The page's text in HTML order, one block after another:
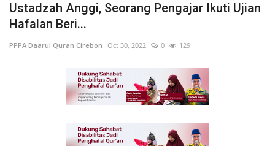
Ustadzah Anggi, Seorang Pengajar Ikuti Ujian
Hafalan Beri...
PPPA Daarul Quran Cirebon Oct 30, 2022 0 129